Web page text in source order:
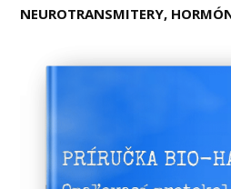
NEUROTRANSMITERY,